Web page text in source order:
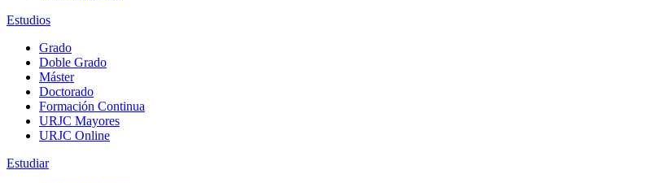
Estudios
Grado
Doble Grado
Máster
Doctorado
Formación Continua
URJC Mayores
URJC Online
Estudiar